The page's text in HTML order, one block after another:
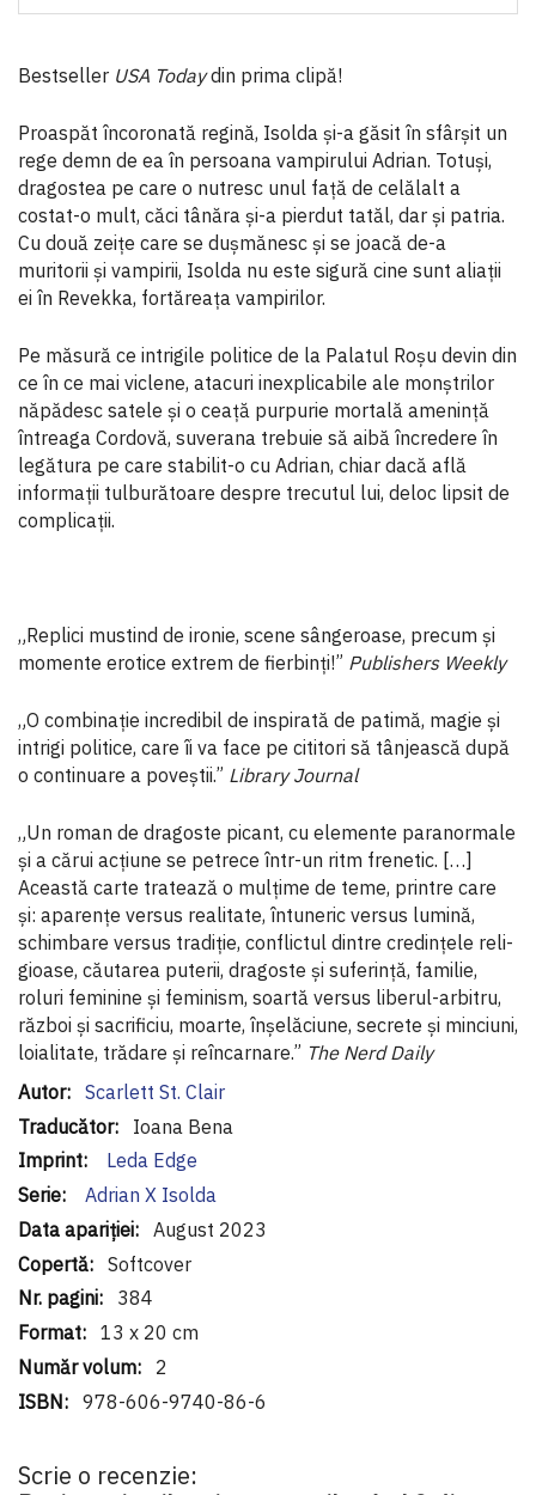
Bestseller USA Todaydin prima clipă!
Proaspăt încoronată regină, Isolda și-a găsit în sfârșit un
rege demn de ea în persoana vampirului Adrian. Totuși,
dragostea pe care o nutresc unul față de celălalt a
costat-o mult, căci tânăra și-a pierdut tatăl, dar și patria.
Cu două zeițe care se dușmănesc și se joacă de-a
muritorii și vampirii, Isolda nu este sigură cine sunt aliații
ei în Revekka, fortăreața vampirilor.
Pe măsură ce intrigile politice de la Palatul Roșu devin din
ce în ce mai viclene, atacuri inexplicabile ale monștrilor
năpădesc satele și o ceață purpurie mortală amenință
întreaga Cordovă, suverana trebuie să aibă încredere în
legătura pe care stabilit-o cu Adrian, chiar dacă află
informații tulburătoare despre trecutul lui, deloc lipsit de
complicații.
„Replici mustind de ironie, scene sângeroase, precum și
momente erotice extrem de fierbinți!” Publishers Weekly
„O combinație incredibil de inspirată de patimă, magie și
intrigi politice, care îi va face pe cititori să tânjească după
o continuare a poveștii.” Library Journal
„Un roman de dragoste picant, cu elemente paranormale
și a cărui acțiune se petrece într-un ritm frenetic. […]
Această car­te tratează o mulțime de teme, printre care
și: aparențe versus realitate, întuneric versus lumi­nă,
schimbare versus tradiție, conflictul dintre credințele reli­
gioase, căutarea puterii, dragoste și suferință, familie,
roluri femi­nine și feminism, soartă versus liberul-arbitru,
război și sacrifi­ciu, moarte, înșelăciune, secrete și minciuni,
loialitate, trădare și reîncarnare.” The Nerd Daily
Informaţii
suplimentare
Scarlett St. Clair
Ioana Bena
Leda Edge
Adrian X Isolda
August 2023
Softcover
384
13 x 20 cm
2
978-606-9740-86-6
Scrie o recenzie: